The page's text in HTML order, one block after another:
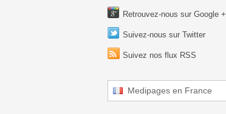
Retrouvez-nous sur Google +
Suivez-nous sur Twitter
Suivez nos flux RSS
Medipages en France